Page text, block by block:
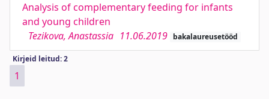
Analysis of complementary feeding for infants
and young children
Tezikova, Anastassia 11.06.2019 bakalaureusetööd
Kirjeid leitud: 2
1